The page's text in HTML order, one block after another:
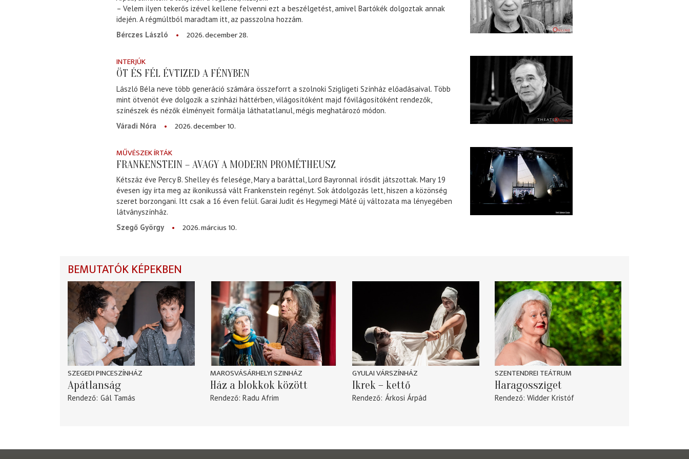
– Velem ilyen tekerős izével kellene felvenni ezt a beszélgetést, amivel Bartókék dolgoztak annak
idején. A régmúltból maradtam itt, az passzolna hozzám.
Bérczes László
2026. december 28.
INTERJÚK
ÖT ÉS FÉL ÉVTIZED A FÉNYBEN
László Béla neve több generáció számára összeforrt a szolnoki Szigligeti Színház előadásaival. Több
mint ötvenöt éve dolgozik a színházi háttérben, világosítóként majd fővilágosítóként rendezők,
színészek és nézők élményeit formálja láthatatlanul, mégis meghatározó módon.
Váradi Nóra
2026. december 10.
MŰVÉSZEK ÍRTÁK
FRANKENSTEIN – AVAGY A MODERN PROMÉTHEUSZ
Kétszáz éve Percy B. Shelley és felesége, Mary a baráttal, Lord Bayronnal írósdit játszottak. Mary 19
évesen így írta meg az ikonikussá vált Frankenstein regényt. Sok átdolgozás lett, hiszen a közönség
szeret borzongani. Itt csak a 16 éven felül. Garai Judit és Hegymegi Máté új változata ma lényegében
látványszínház.
Szegő György
2026. március 10.
BEMUTATÓK KÉPEKBEN
SZEGEDI PINCESZÍNHÁZ
Apátlanság
Rendező Gál Tamás
MAROSVÁSÁRHELYI SZINHÁZ
Ház a blokkok között
Rendező Radu Afrim
GYULAI VÁRSZÍNHÁZ
Ikrek – kettő
Rendező Árkosi Árpád
SZENTENDREI TEÁTRUM
Haragossziget
Rendező Widder Kristóf